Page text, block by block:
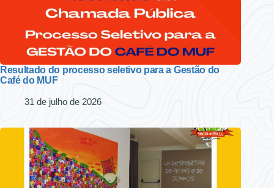
Resultado do processo seletivo para a Gestão do
Café do MUF
31 de julho de 2026